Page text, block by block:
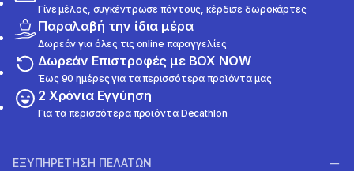
Γίνε μέλος, συγκέντρωσε πόντους, κέρδισε δωροκάρτες
Παραλαβή την ίδια μέρα
Δωρεάν για όλες τις online παραγγελίες
Δωρεάν Επιστροφές με BOX NOW
Έως 90 ημέρες για τα περισσότερα προϊόντα μας
2 Χρόνια Εγγύηση
Για τα περισσότερα προϊόντα Decathlon
ΕΞΥΠΗΡΕΤΗΣΗ ΠΕΛΑΤΩΝ